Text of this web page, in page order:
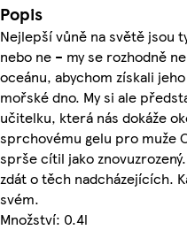
Popis
Nejlepší vůně na světě jsou
nebo ne – my se rozhodně
oceánu, abychom získali
mořské dno. My si ale
učitelku, která nás dokáže
sprchovému gelu pro muže
sprše cítil jako
zdát o těch nadcházejících.
svém.
Množství: 0.4l